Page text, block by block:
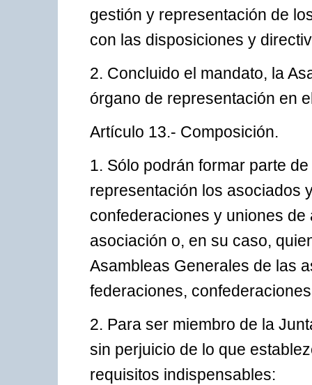
gestión y representación de
con las disposiciones y
2. Concluido el mandato, la
órgano de representación en
Artículo 13.- Composición.
1. Sólo podrán formar parte
representación los asociados
confederaciones y uniones
asociación o, en su caso,
Asambleas Generales de las
federaciones,
2. Para ser miembro de la
sin perjuicio de lo que
requisitos indispensables: